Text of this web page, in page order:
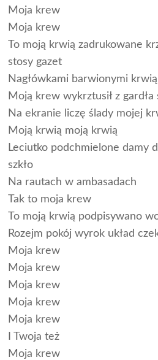
Moja krew
Moja krew
To moją krwią zadrukowane
stosy gazet
Nagłówkami barwionymi krwią
Moją krew wykrztusił z gardła
Na ekranie liczę ślady mojej
Moją krwią moją krwią
Leciutko podchmielone damy
szkło
Na rautach w ambasadach
Tak to moja krew
To moją krwią podpisywano
Rozejm pokój wyrok układ
Moja krew
Moja krew
Moja krew
Moja krew
Moja krew
I Twoja też
Moja krew